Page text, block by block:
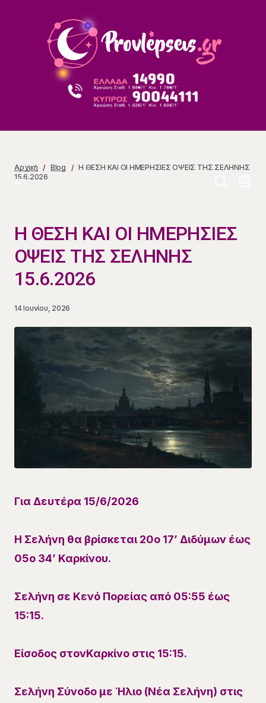
Αρχική Blog
Η ΘΕΣΗ ΚΑΙ ΟΙ ΗΜΕΡΗΣΙΕΣ ΟΨΕΙΣ ΤΗΣ ΣΕΛΗΝΗΣ
15.6.2026
Η ΘΕΣΗ ΚΑΙ ΟΙ ΗΜΕΡΗΣΙΕΣ
ΟΨΕΙΣ ΤΗΣ ΣΕΛΗΝΗΣ
15.6.2026
14 Ιουνίου, 2026
Για Δευτέρα 15/6/2026
Η Σελήνη θα βρίσκεται 20ο 17’ Διδύμων έως
05ο 34’ Καρκίνου.
Σελήνη σε Κενό Πορείας από 05:55 έως
15:15.
Είσοδος στονΚαρκίνο στις 15:15.
Σελήνη Σύνοδο με Ήλιο (Νέα Σελήνη) στις